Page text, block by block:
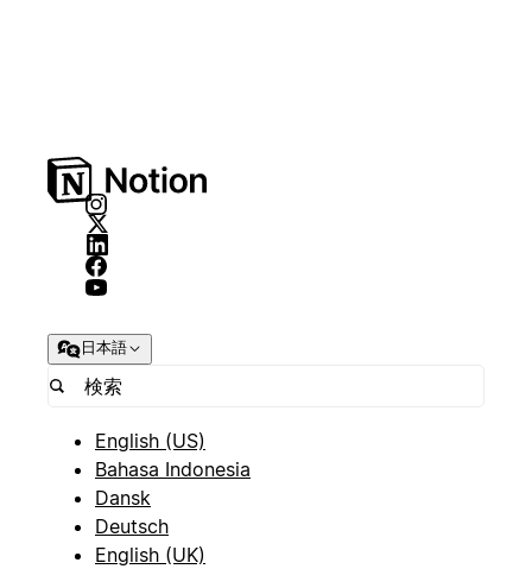
日本語
English (US)
Bahasa Indonesia
Dansk
Deutsch
English (UK)